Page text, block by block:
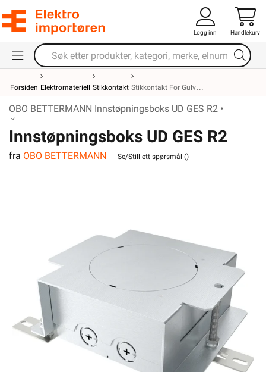
Logg inn Handlekurv
Forsiden Elektromateriell Stikkontakt Stikkontakt For Gulv
OBO BETTERMANN Innstøpningsboks UD GES R2 •
Innstøpningsboks UD GES R2
fra OBO BETTERMANN Se/Still ett spørsmål ()